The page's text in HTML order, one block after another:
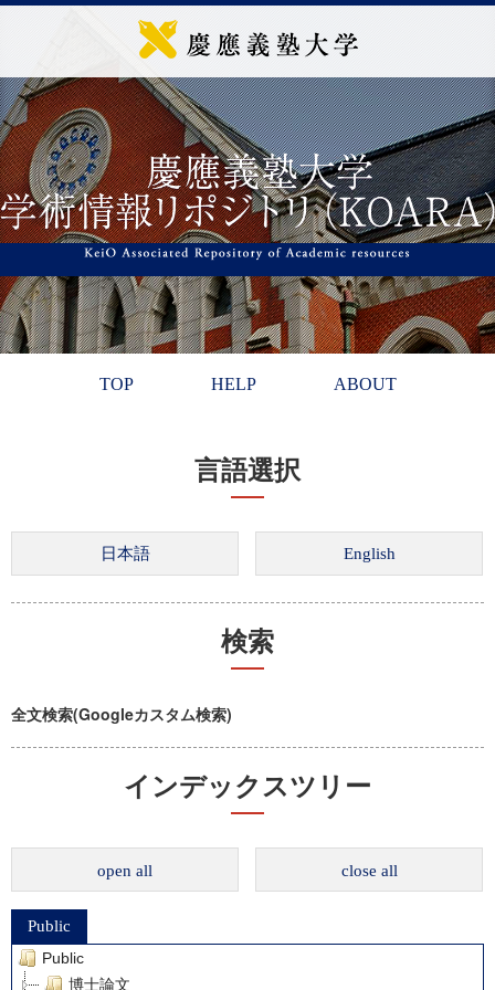
TOP HELP ABOUT
言語選択
検索
全文検索(Googleカスタム検索)
インデックスツリー
open all close all
Public
Public
博士論文